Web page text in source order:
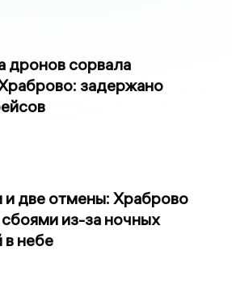
дронов сорвала
задержано
и две отмены: Храброво
из-за ночных
в небе